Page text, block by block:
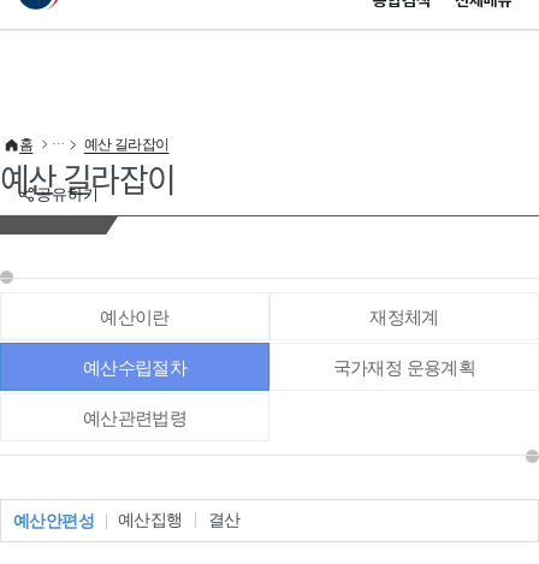
이 누리집은 대한민국 공식 전자정부 누리집입니다.
공유하기
홈 예산 길라잡이
예산 길라잡이
예산이란 재정체계
예산수립절차 국가재정 운용계획
예산관련법령
예산안편성 예산집행 결산